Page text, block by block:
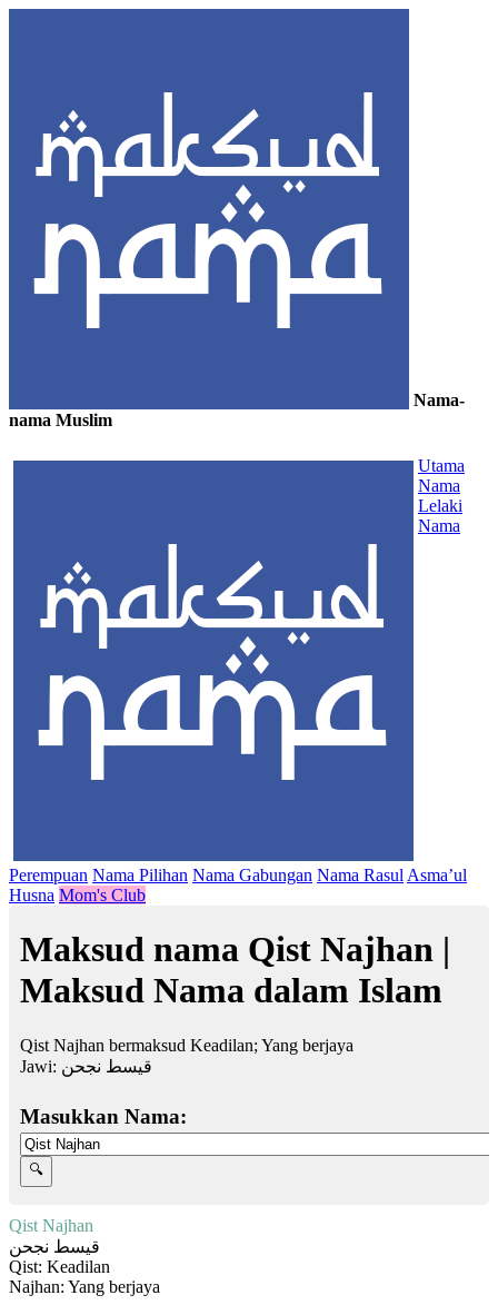
Nama-
nama Muslim
Utama
Nama
Lelaki
Nama
Perempuan Nama Pilihan Nama Gabungan Nama Rasul Asma’ul
Husna Mom's Club
Maksud nama Qist Najhan |
Maksud Nama dalam Islam
Qist Najhan bermaksud Keadilan; Yang berjaya
Jawi: قيسط نجحن
Masukkan Nama:
Qist Najhan
قيسط نجحن
Qist: Keadilan
Najhan: Yang berjaya